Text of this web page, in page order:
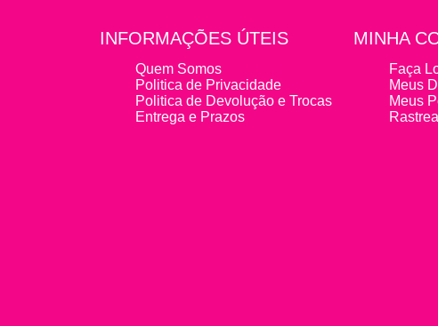
INFORMAÇÕES ÚTEIS
Quem Somos
Politica de Privacidade
Politica de Devolução e Trocas
Entrega e Prazos
MINHA
Faça
Meus
Meus